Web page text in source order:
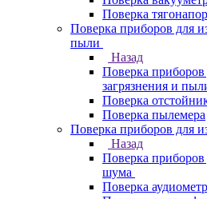
Поверка
Поверка приборов для
пыли
Назад
Поверка приборов
загрязнения и
Поверка
Поверка пылемера
Поверка приборов для
Назад
Поверка приборов
шума
Поверка